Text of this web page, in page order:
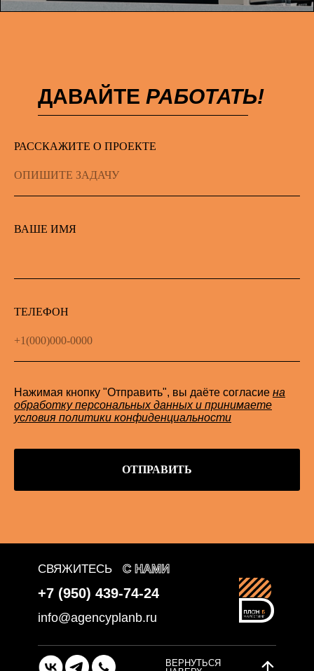
ДАВАЙТЕ РАБОТАТЬ!
РАССКАЖИТЕ О ПРОЕКТЕ
ВАШЕ ИМЯ
ТЕЛЕФОН
Нажимая кнопку "Отправить", вы даёте согласие на
обработку персональных данных и принимаете
условия политики конфиденциальности
ОТПРАВИТЬ
+7 (950) 439-74-24
СВЯЖИТЕСЬ С НАМИ
info@agencyplanb.ru
ВЕРНУТЬСЯ